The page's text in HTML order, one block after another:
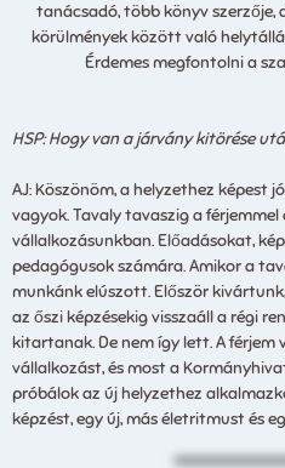
tanácsadó, több könyv szerzője,
körülmények között való
Érdemes megfontolni a
HSP: Hogy van a járvány kitörése
AJ: Köszönöm, a helyzethez képest
vagyok. Tavaly tavaszig a
vállalkozásunkban. Előadásokat,
pedagógusok számára. Amikor a
munkánk elúszott. Először
az őszi képzésekig visszaáll a régi
kitartanak. De nem így lett. A férjem
vállalkozást, és most a
próbálok az új helyzethez
képzést, egy új, más életritmust és